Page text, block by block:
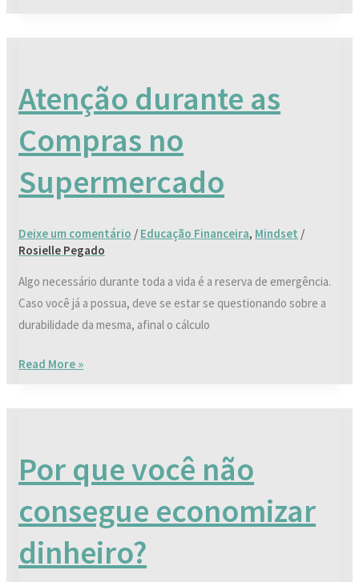
Atenção durante as
Compras no
Supermercado
Deixe um comentário / Educação Financeira, Mindset /
Rosielle Pegado
Algo necessário durante toda a vida é a reserva de emergência.
Caso você já a possua, deve se estar se questionando sobre a
durabilidade da mesma, afinal o cálculo
as
Compras
no
Supermercado
Read More »
Por que você não
consegue economizar
dinheiro?
você
não
consegue
economizar
dinheiro?